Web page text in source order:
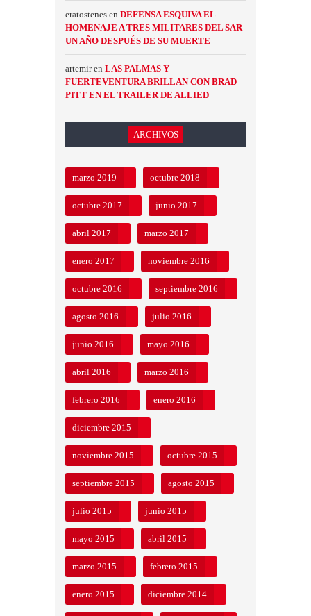
eratostenes en DEFENSA ESQUIVA EL
HOMENAJE A TRES MILITARES DEL SAR
UN AÑO DESPUÉS DE SU MUERTE
artemiren LAS PALMAS Y
FUERTEVENTURA BRILLAN CON BRAD
PITT EN EL TRAILER DE ALLIED
ARCHIVOS
marzo 2019 octubre 2018
octubre 2017 junio 2017
abril 2017 marzo 2017
enero 2017 noviembre 2016
octubre 2016 septiembre 2016
agosto 2016 julio 2016
junio 2016 mayo 2016
abril 2016 marzo 2016
febrero 2016 enero 2016
diciembre 2015
noviembre 2015 octubre 2015
septiembre 2015 agosto 2015
julio 2015 junio 2015
mayo 2015 abril 2015
marzo 2015 febrero 2015
enero 2015 diciembre 2014